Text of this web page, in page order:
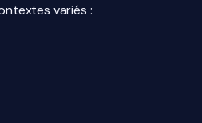
variés :